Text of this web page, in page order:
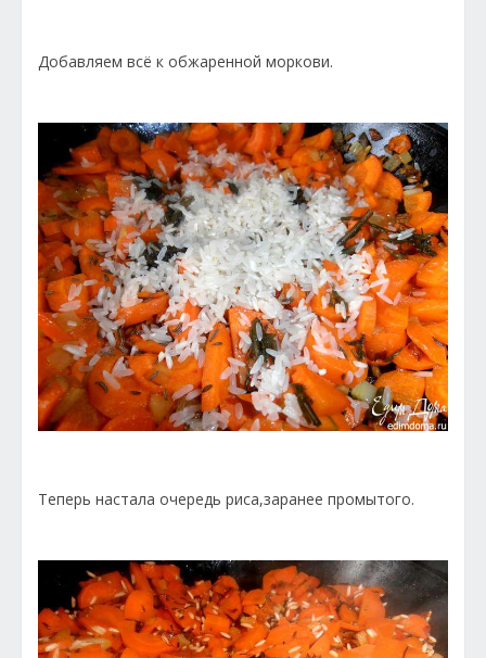
Добавляем всё к обжаренной моркови.
Теперь настала очередь риса,заранее промытого.